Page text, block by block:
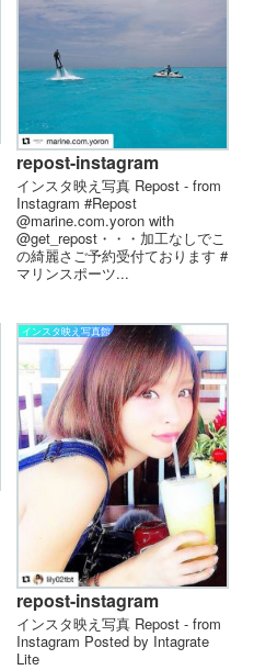
repost-instagram
インスタ映え写真 Repost - from
Instagram #Repost
@marine.com.yoron with
@get_repost・・・加工なしでこ
の綺麗さご予約受付ております️ #
マリンスポーツ...
インスタ映え写真館
repost-instagram
インスタ映え写真 Repost - from
Instagram Posted by Intagrate
Lite